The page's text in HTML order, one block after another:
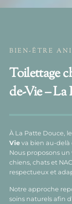
BIEN-ÊTRE
Toilettage
de-Vie – La
À La Patte Douce,
Vie va bien au-delà
Nous proposons
chiens, chats et
respectueux et
Notre approche
soins naturels afin